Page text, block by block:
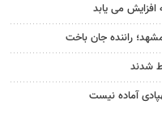
مشهد؛ راننده جان باخت
شدند
آماده نیست